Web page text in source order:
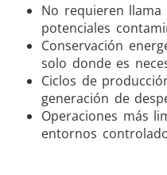
No requieren
potenciales
Conservación
solo donde es
Ciclos de
generación de
Operaciones más
entornos